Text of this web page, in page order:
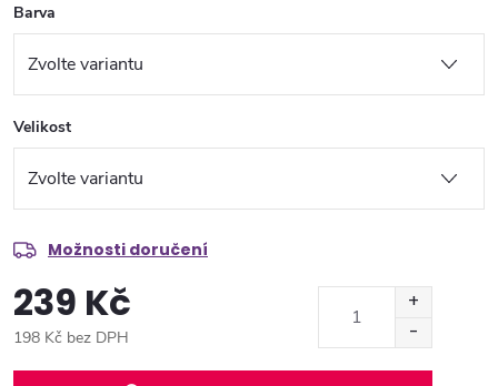
Barva
Velikost
Možnosti doručení
239 Kč
198 Kč bez DPH